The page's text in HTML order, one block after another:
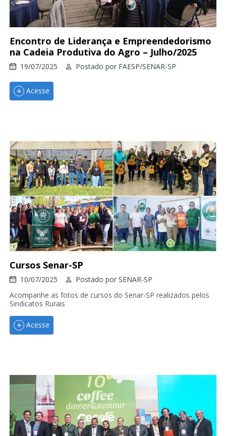
Encontro de Liderança e Empreendedorismo
na Cadeia Produtiva do Agro – Julho/2025
19/07/2025 Postado por FAESP/SENAR-SP
Acesse
Cursos Senar-SP
10/07/2025 Postado por SENAR-SP
Acompanhe as fotos de cursos do Senar-SP realizados pelos
Sindicatos Rurais
Acesse